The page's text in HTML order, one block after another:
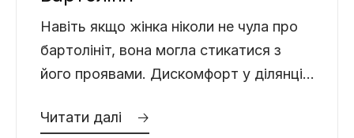
Навіть якщо жінка ніколи не чула про
бартолініт, вона могла стикатися з
його проявами. Дискомфорт у ділянці
час ходьби, набряк
Читати далі 🡢